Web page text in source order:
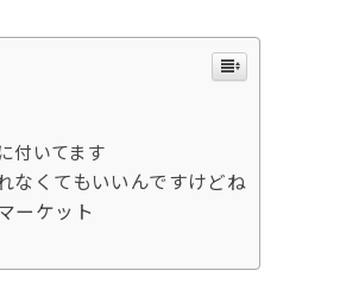
付いてます
なくてもいいんですけどね
ーケット